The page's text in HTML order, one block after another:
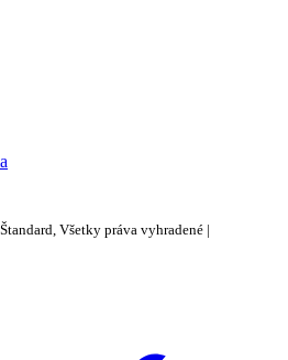
Všetky práva vyhradené |